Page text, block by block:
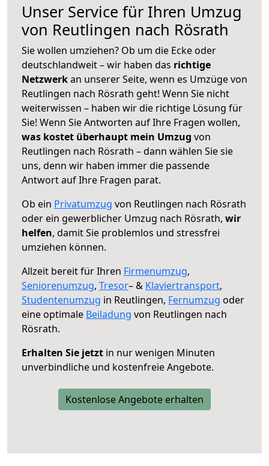
Unser Service für Ihren Umzug
von Reutlingen nach Rösrath
Sie wollen umziehen? Ob um die Ecke oder
deutschlandweit – wir haben das richtige
Netzwerkan unserer Seite, wenn es Umzüge von
Reutlingen nach Rösrath geht! Wenn Sie nicht
weiterwissen – haben wir die richtige Lösung für
Sie! Wenn Sie Antworten auf Ihre Fragen wollen,
was kostet überhaupt mein Umzug von
Reutlingen nach Rösrath – dann wählen Sie sie
uns, denn wir haben immer die passende
Antwort auf Ihre Fragen parat.
Ob ein Privatumzug von Reutlingen nach Rösrath
oder ein gewerblicher Umzug nach Rösrath, wir
helfen, damit Sie problemlos und stressfrei
umziehen können.
Allzeit bereit für Ihren Firmenumzug,
Seniorenumzug, Tresor– & Klaviertransport,
Studentenumzug in Reutlingen, Fernumzug oder
eine optimale Beiladung von Reutlingen nach
Rösrath.
Erhalten Sie jetzt in nur wenigen Minuten
unverbindliche und kostenfreie Angebote.
Kostenlose Angebote erhalten